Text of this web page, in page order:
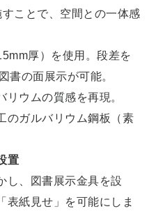
ことで、空間との一体感
厚）を使用。段差を
書の面展示が可能。
ウムの質感を再現。
のガルバリウム鋼板（素
置
し、図書展示金具を設
表紙見せ」を可能にしま